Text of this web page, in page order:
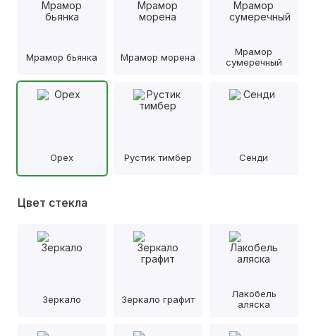
Мрамор бьянка Мрамор морена
Мрамор
сумеречный
Орех Рустик тимбер Сенди
Цвет стекла
Зеркало Зеркало графит
Лакобель
аляска